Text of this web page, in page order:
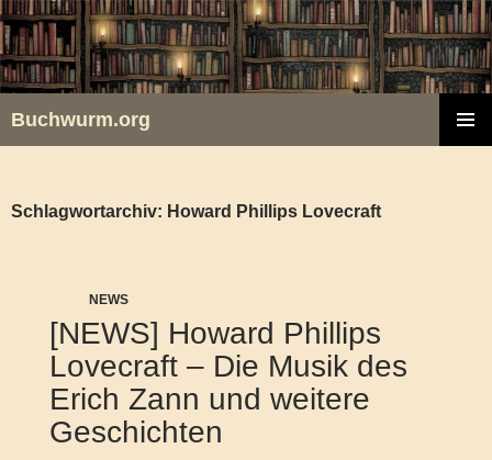
Zum
Inhalt
springen
Buchwurm.org
Schlagwortarchiv: Howard Phillips Lovecraft
NEWS
[NEWS] Howard Phillips
Lovecraft – Die Musik des
Erich Zann und weitere
Geschichten